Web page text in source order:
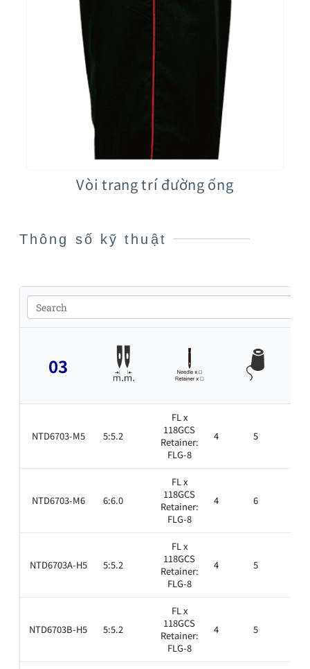
Vòi trang trí đường ống
Thông số kỹ thuật
03
NTD6703-M5 5:5.2
FL x
118GCS
Retainer:
FLG-8
4 5
NTD6703-M6 6:6.0
FL x
118GCS
Retainer:
FLG-8
4 6
NTD6703A-H5 5:5.2
FL x
118GCS
Retainer:
FLG-8
4 5
NTD6703B-H5 5:5.2
FL x
118GCS
Retainer:
FLG-8
4 5